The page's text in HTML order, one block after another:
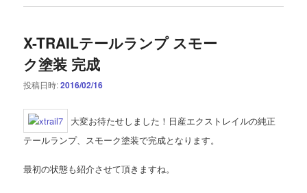
X-TRAILテールランプ スモー
ク塗装 完成
投稿日時:2016/02/16
大変お待たせしました！日産エクストレイルの純正
テールランプ、スモーク塗装で完成となります。
最初の状態も紹介させて頂きますね。